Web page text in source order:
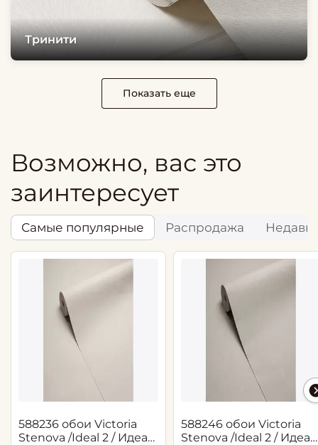
Тринити
Показать еще
Возможно, вас это
заинтересует
Самые популярные Распродажа
588236 обои Victoria
Stenova /Ideal 2 / Идеал
588246 обои Victoria
Stenova /Ideal 2 / Идеал